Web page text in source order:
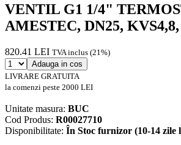
VENTIL G1 1/4"
AMESTEC, DN25, KVS4,8,
820.41 LEI TVA inclus (21%)
Adauga in cos
LIVRARE GRATUITA
la comenzi peste 2000 LEI
Unitate masura: BUC
Cod Produs: R00027710
Disponibilitate: În Stoc furnizor (10-14 zile